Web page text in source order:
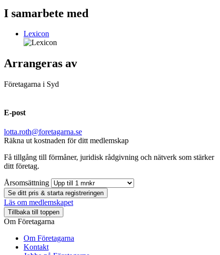
I samarbete med
Lexicon
Arrangeras av
Företagarna i Syd
E-post
lotta.roth@foretagarna.se
Räkna ut kostnaden för ditt medlemskap
Få tillgång till förmåner, juridisk rådgivning och nätverk som stärker
ditt företag.
Årsomsättning
Se ditt pris & starta registreringen
Läs om medlemskapet
Tillbaka till toppen
Om Företagarna
Om Företagarna
Kontakt